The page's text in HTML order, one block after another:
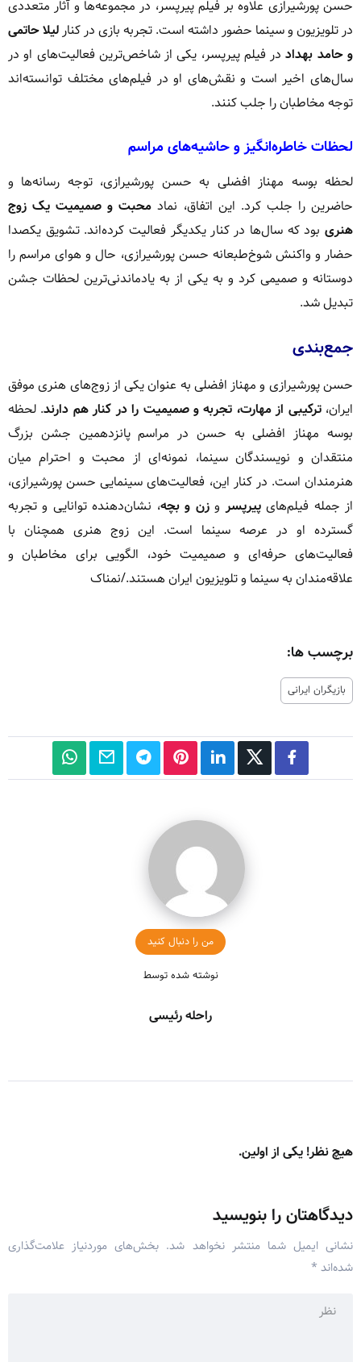
حسن پورشیرازی علاوه بر فیلم پیرپسر، در مجموعه‌ها و آثار متعددی
در تلویزیون و سینما حضور داشته است. تجربه بازی در کنار لیلا حاتمی
و حامد بهداددر فیلم پیرپسر، یکی از شاخص‌ترین فعالیت‌های او در
سال‌های اخیر است و نقش‌های او در فیلم‌های مختلف توانسته‌اند
توجه مخاطبان را جلب کنند.
لحظات خاطره‌انگیز و حاشیه‌های مراسم
لحظه بوسه مهناز افضلی به حسن پورشیرازی، توجه رسانه‌ها و
حاضرین را جلب کرد. این اتفاق، نماد محبت و صمیمیت یک زوج
هنری بود که سال‌ها در کنار یکدیگر فعالیت کرده‌اند. تشویق یکصدا
حضار و واکنش شوخ‌طبعانه حسن پورشیرازی، حال و هوای مراسم را
دوستانه و صمیمی کرد و به یکی از به یادماندنی‌ترین لحظات جشن
تبدیل شد.
جمع‌بندی
حسن پورشیرازی و مهناز افضلی به عنوان یکی از زوج‌های هنری موفق
ایران،ترکیبی از مهارت، تجربه و صمیمیت را در کنار هم دارند. لحظه
بوسه مهناز افضلی به حسن در مراسم پانزدهمین جشن بزرگ
منتقدان و نویسندگان سینما، نمونه‌ای از محبت و احترام میان
هنرمندان است. در کنار این، فعالیت‌های سینمایی حسن پورشیرازی،
از جمله فیلم‌هایپیرپسر وزن و بچه، نشان‌دهنده توانایی و تجربه
گسترده او در عرصه سینما است. این زوج هنری همچنان با
فعالیت‌های حرفه‌ای و صمیمیت خود، الگویی برای مخاطبان و
علاقه‌مندان به سینما و تلویزیون ایران هستند./نمناک
برچسب ها:
بازیگران ایرانی
من را دنبال کنید
نوشته شده توسط
راحله رئیسی
هیچ نظر! یکی از اولین.
دیدگاهتان را بنویسید
نشانی ایمیل شما منتشر نخواهد شد. بخش‌های موردنیاز علامت‌گذاری
شده‌اند *